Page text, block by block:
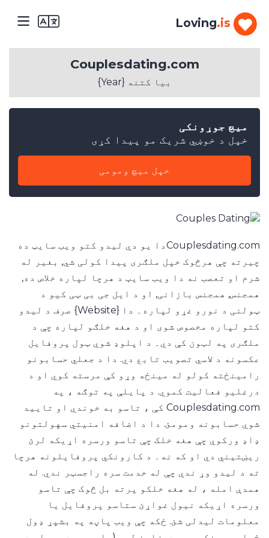
Loving.is
میچ جوړونکی
خپل د خوښي شریک مو پیدا کړی
1.
ستاسو
جنسیت
تاسو
کلن
یاست؟
118-
24
کلن
3.
تاسو
د
څه
په
لټون
کې
یاست؟
18-
24
-
انجلی
4.
تاسو
لیده
کاته
خپل میچ ومومی
Couplesdating.com
بیا کتنه {Year}
Couplesdating.comدا یو دي لیدو کتو ویب سایټ ده
چیرته چې هرڅوک خپل ملګری پیدا کولی شي, بغیر له
شرم او تعصب نه دا ویب سایټ د هرچا لپاره خلاص ده,
همجنس, همجنس بازانی, او د ایل جی بی ټی کیو د
ټولنی د نورو غړو لپاره۔ دا {Website} صرف د لیدو
کتو لپاره مخصوص شوی او د هغه خلګو لپاره چې د
ملګری په لټون کې دي۔ د اپلوډ شوي ټول پروفایل
عکسونه د لاسي تصویب تابع دي. دا د جعلي حسابونو
رامینځته کولو له مینځه وړو کې مرسته کوي او د
درغلیو فعالیت کموي. د پایلې په توګه ، په
Couplesdating.com کې ، تاسو به خوندي او تایید
شوي حسابونه ومومئ. دا د اضافه امنیتي سهولتونو
ډاډ ورکوي چې هغه خلک چې تاسو ورسره اړیکه لرئ
ریښتیني دي او که نه۔ د کارونکي پروفایلونه هرچا
ته د لیدو وړ ندي چې له خدمت سره راجسټر ندي. له
همدې امله ، له هغه خلکو پرته بل څوک چې تاسو
ورسره اړیکه نیول غواړئ ستاسو پروفایل یا
معلومات لیدلی شئ. ځکه چې ویب پاڼه په بشپړ ډول